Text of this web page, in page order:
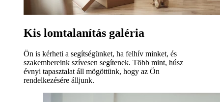
Kis lomtalanítás galéria
Ön is kérheti a segítségünket, ha felhív minket, és
szakembereink szívesen segítenek. Több mint, húsz
évnyi tapasztalat áll mögöttünk, hogy az Ön
rendelkezésére álljunk.